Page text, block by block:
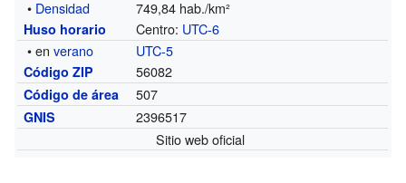
• Densidad 749,84 hab./km²
Huso horario Centro: UTC-6
• enverano UTC-5
Código ZIP 56082
Código de área 507
GNIS
2396517
Sitio web oficial